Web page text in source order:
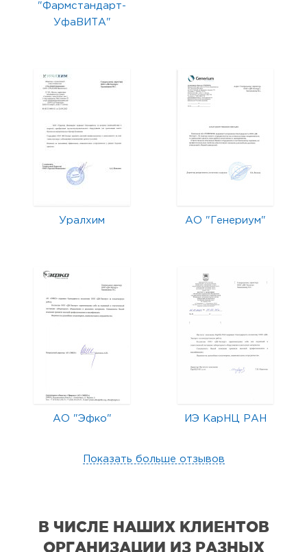
"Фармстандарт-
УфаВИТА"
Уралхим АО "Генериум"
АО "Эфко" ИЭ КарНЦ РАН
Показать больше отзывов
В ЧИСЛЕ НАШИХ КЛИЕНТОВ
ОРГАНИЗАЦИИ ИЗ РАЗНЫХ